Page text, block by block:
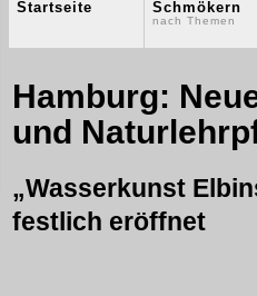
Startseite Schmökern
nach Themen
Hamburg:
und
„Wasserkunst
festlich eröffnet